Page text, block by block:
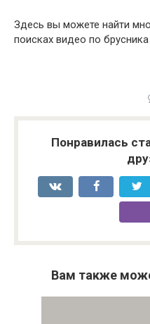
Здесь вы можете найти
поисках видео по
Понравилась
Вам также